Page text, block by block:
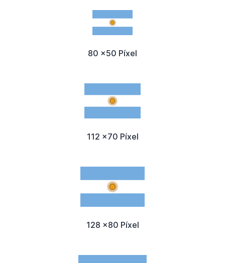
80 x50 Píxel
112 x70 Píxel
128 x80 Píxel